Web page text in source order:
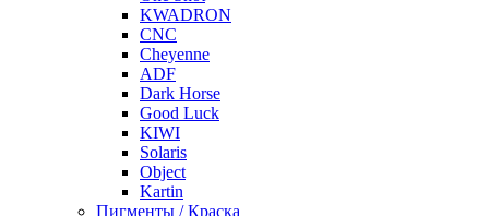
KWADRON
CNC
Cheyenne
ADF
Dark Horse
Good Luck
KIWI
Solaris
Object
Kartin
Пигменты / Краска